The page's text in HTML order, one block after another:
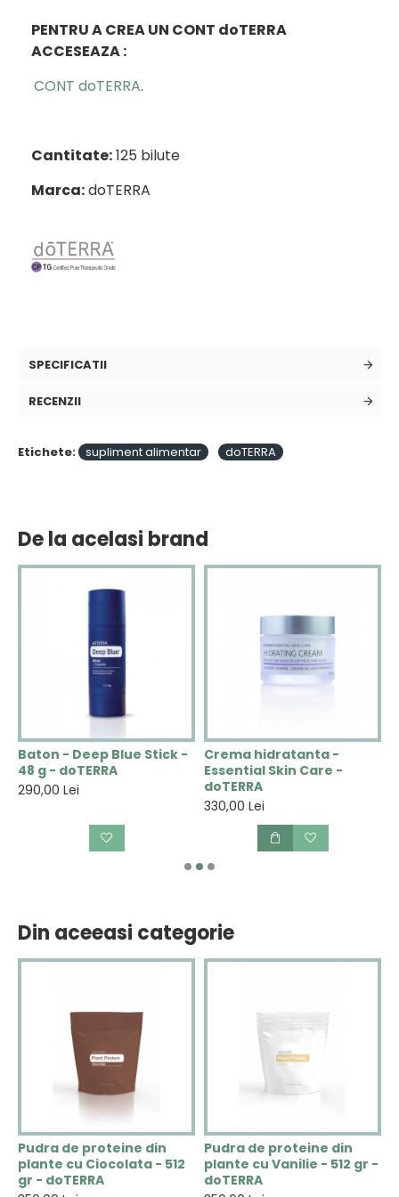
PENTRU A CREA UN CONT doTERRA
ACCESEAZA :
CONT doTERRA.
Cantitate:125 bilute
Marca:doTERRA
SPECIFICATII
RECENZII
Etichete: supliment alimentar doTERRA
De la acelasi brand
Baton - Deep Blue Stick -
48 g - doTERRA
290,00 Lei
Crema hidratanta -
Essential Skin Care -
doTERRA
330,00 Lei
Din aceeasi categorie
Pudra de proteine din
plante cu Ciocolata - 512
gr - doTERRA
Pudra de proteine din
plante cu Vanilie - 512 gr -
doTERRA